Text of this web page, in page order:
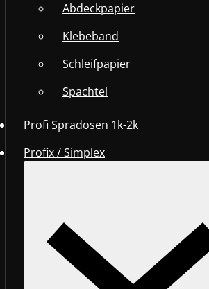
Abdeckpapier
Klebeband
Schleifpapier
Spachtel
Profi Spradosen 1k-2k
Profix / Simplex